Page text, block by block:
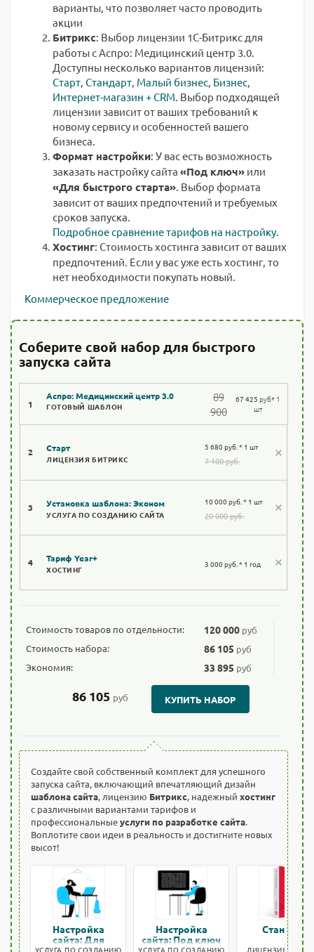
варианты, что позволяет часто проводить
акции
Битрикс: Выбор лицензии 1С-Битрикс для
работы с Аспро: Медицинский центр 3.0.
Доступны несколько вариантов лицензий:
Старт, Стандарт, Малый бизнес, Бизнес,
Интернет-магазин + CRM. Выбор подходящей
лицензии зависит от ваших требований к
новому сервису и особенностей вашего
бизнеса.
Формат настройки: У вас есть возможность
заказать настройку сайта «Под ключ» или
«Для быстрого старта». Выбор формата
зависит от ваших предпочтений и требуемых
сроков запуска.
Подробное сравнение тарифов на настройку.
Хостинг: Стоимость хостинга зависит от ваших
предпочтений. Если у вас уже есть хостинг, то
нет необходимости покупать новый.
Коммерческое предложение
Соберите свой набор для быстрого
запуска сайта
1
Аспро: Медицинский центр 3.0
ГОТОВЫЙ ШАБЛОН
89
900
67 425руб* 1
шт
2 Старт
ЛИЦЕНЗИЯ БИТРИКС
5 680 руб. * 1 шт
7 100 руб.
3 Установка шаблона: Эконом
УСЛУГА ПО СОЗДАНИЮ САЙТА
10 000 руб. * 1 шт
20 000 руб.
4 Тариф Year+
ХОСТИНГ
3 000 руб. * 1 год
Стоимость товаров по отдельности: 120 000 руб
Стоимость набора:
86 105 руб
Экономия:
33 895 руб
86 105 руб КУПИТЬ НАБОР
Создайте свой собственный комплект для успешного
запуска сайта, включающий впечатляющий дизайн
шаблона сайта, лицензию Битрикс, надежный хостинг
с различными вариантами тарифов и
профессиональныеуслуги по разработке сайта.
Воплотите свои идеи в реальность и достигните новых
высот!
Настройка
сайта: Для
УСЛУГА ПО СОЗДАНИЮ
Настройка
сайта: Под ключ
УСЛУГА ПО СОЗДАНИЮ
Стандарт
ЛИЦЕНЗИЯ